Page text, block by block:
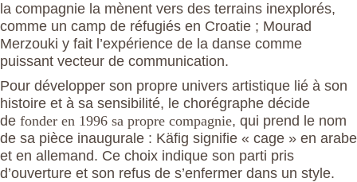
la compagnie la mènent vers des terrains inexplorés,
comme un camp de réfugiés en Croatie ; Mourad
Merzouki y fait l’expérience de la danse comme
puissant vecteur de communication.
Pour développer son propre univers artistique lié à son
histoire et à sa sensibilité, le chorégraphe décide
de fonder en 1996 sa propre compagnie, qui prend le nom
de sa pièce inaugurale : Käfig signifie « cage » en arabe
et en allemand. Ce choix indique son parti pris
d’ouverture et son refus de s’enfermer dans un style.